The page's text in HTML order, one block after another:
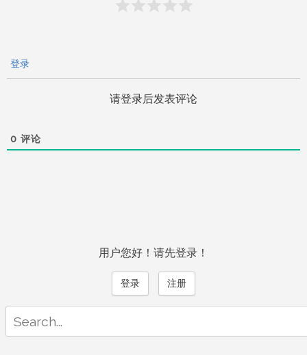
登录
请登录后发表评论
0 评论
用户您好！请先登录！
登录 注册
for: